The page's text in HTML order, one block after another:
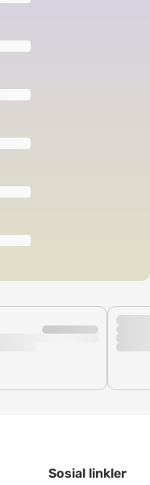
Sosial linkler